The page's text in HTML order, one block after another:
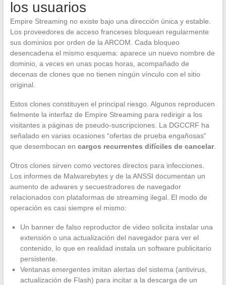
los usuarios
Empire Streaming no existe bajo una dirección única y estable.
Los proveedores de acceso franceses bloquean regularmente
sus dominios por orden de la ARCOM. Cada bloqueo
desencadena el mismo esquema: aparece un nuevo nombre de
dominio, a veces en unas pocas horas, acompañado de
decenas de clones que no tienen ningún vínculo con el sitio
original.
Estos clones constituyen el principal riesgo. Algunos reproducen
fielmente la interfaz de Empire Streaming para redirigir a los
visitantes a páginas de pseudo-suscripciones. La DGCCRF ha
señalado en varias ocasiones “ofertas de prueba engañosas”
que desembocan en cargos recurrentes difíciles de cancelar.
Otros clones sirven como vectores directos para infecciones.
Los informes de Malwarebytes y de la ANSSI documentan un
aumento de adwares y secuestradores de navegador
relacionados con plataformas de streaming ilegal. El modo de
operación es casi siempre el mismo:
Un banner de falso reproductor de video solicita instalar una
extensión o una actualización del navegador para ver el
contenido, lo que en realidad instala un software publicitario
persistente.
Ventanas emergentes imitan alertas del sistema (antivirus,
actualización de Flash) para incitar a la descarga de un